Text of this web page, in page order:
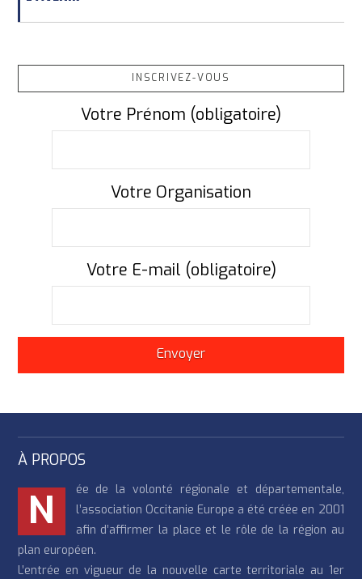
INSCRIVEZ-VOUS
Votre Prénom (obligatoire)
Votre Organisation
Votre E-mail (obligatoire)
À PROPOS
N
ée de la volonté régionale et départementale,
l’association Occitanie Europe a été créée en 2001
afin d’affirmer la place et le rôle de la région au
plan européen.
L’entrée en vigueur de la nouvelle carte territoriale au 1er